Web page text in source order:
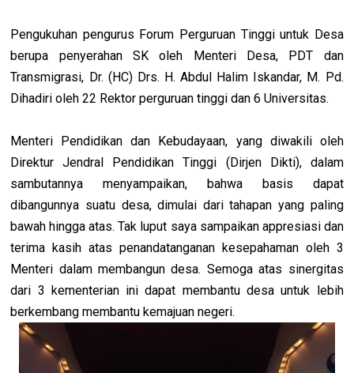
Pengukuhan pengurus Forum Perguruan Tinggi untuk Desa
berupa penyerahan SK oleh Menteri Desa, PDT dan
Transmigrasi, Dr. (HC) Drs. H. Abdul Halim Iskandar, M. Pd.
Dihadiri oleh 22 Rektor perguruan tinggi dan 6 Universitas.
Menteri Pendidikan dan Kebudayaan, yang diwakili oleh
Direktur Jendral Pendidikan Tinggi (Dirjen Dikti), dalam
sambutannya menyampaikan, bahwa basis dapat
dibangunnya suatu desa, dimulai dari tahapan yang paling
bawah hingga atas. Tak luput saya sampaikan appresiasi dan
terima kasih atas penandatanganan kesepahaman oleh 3
Menteri dalam membangun desa. Semoga atas sinergitas
dari 3 kementerian ini dapat membantu desa untuk lebih
berkembang membantu kemajuan negeri.